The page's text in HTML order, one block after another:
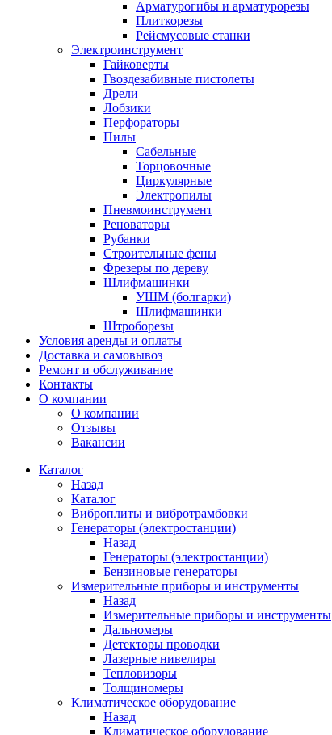
Арматурогибы и арматурорезы
Плиткорезы
Рейсмусовые станки
Электроинструмент
Гайковерты
Гвоздезабивные пистолеты
Дрели
Лобзики
Перфораторы
Пилы
Сабельные
Торцовочные
Циркулярные
Электропилы
Пневмоинструмент
Реноваторы
Рубанки
Строительные фены
Фрезеры по дереву
Шлифмашинки
УШМ (болгарки)
Шлифмашинки
Штроборезы
Условия аренды и оплаты
Доставка и самовывоз
Ремонт и обслуживание
Контакты
О компании
О компании
Отзывы
Вакансии
Каталог
Назад
Каталог
Виброплиты и вибротрамбовки
Генераторы (электростанции)
Назад
Генераторы (электростанции)
Бензиновые генераторы
Измерительные приборы и инструменты
Назад
Измерительные приборы и инструменты
Дальномеры
Детекторы проводки
Лазерные нивелиры
Тепловизоры
Толщиномеры
Климатическое оборудование
Назад
Климатическое оборудование